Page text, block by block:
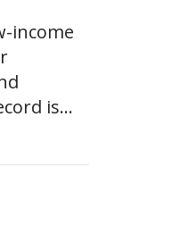
income
is...